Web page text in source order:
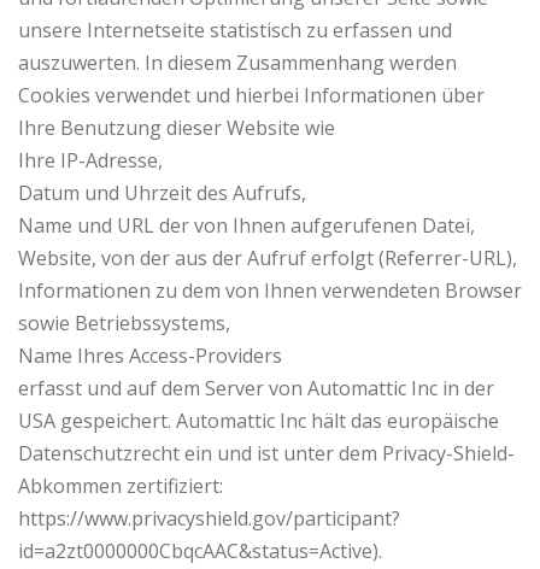
unsere Internetseite statistisch zu erfassen und
auszuwerten. In diesem Zusammenhang werden
Cookies verwendet und hierbei Informationen über
Ihre Benutzung dieser Website wie
Ihre IP-Adresse,
Datum und Uhrzeit des Aufrufs,
Name und URL der von Ihnen aufgerufenen Datei,
Website, von der aus der Aufruf erfolgt (Referrer-URL),
Informationen zu dem von Ihnen verwendeten Browser
sowie Betriebssystems,
Name Ihres Access-Providers
erfasst und auf dem Server von Automattic Inc in der
USA gespeichert. Automattic Inc hält das europäische
Datenschutzrecht ein und ist unter dem Privacy-Shield-
Abkommen zertifiziert:
https://www.privacyshield.gov/participant?
id=a2zt0000000CbqcAAC&status=Active).